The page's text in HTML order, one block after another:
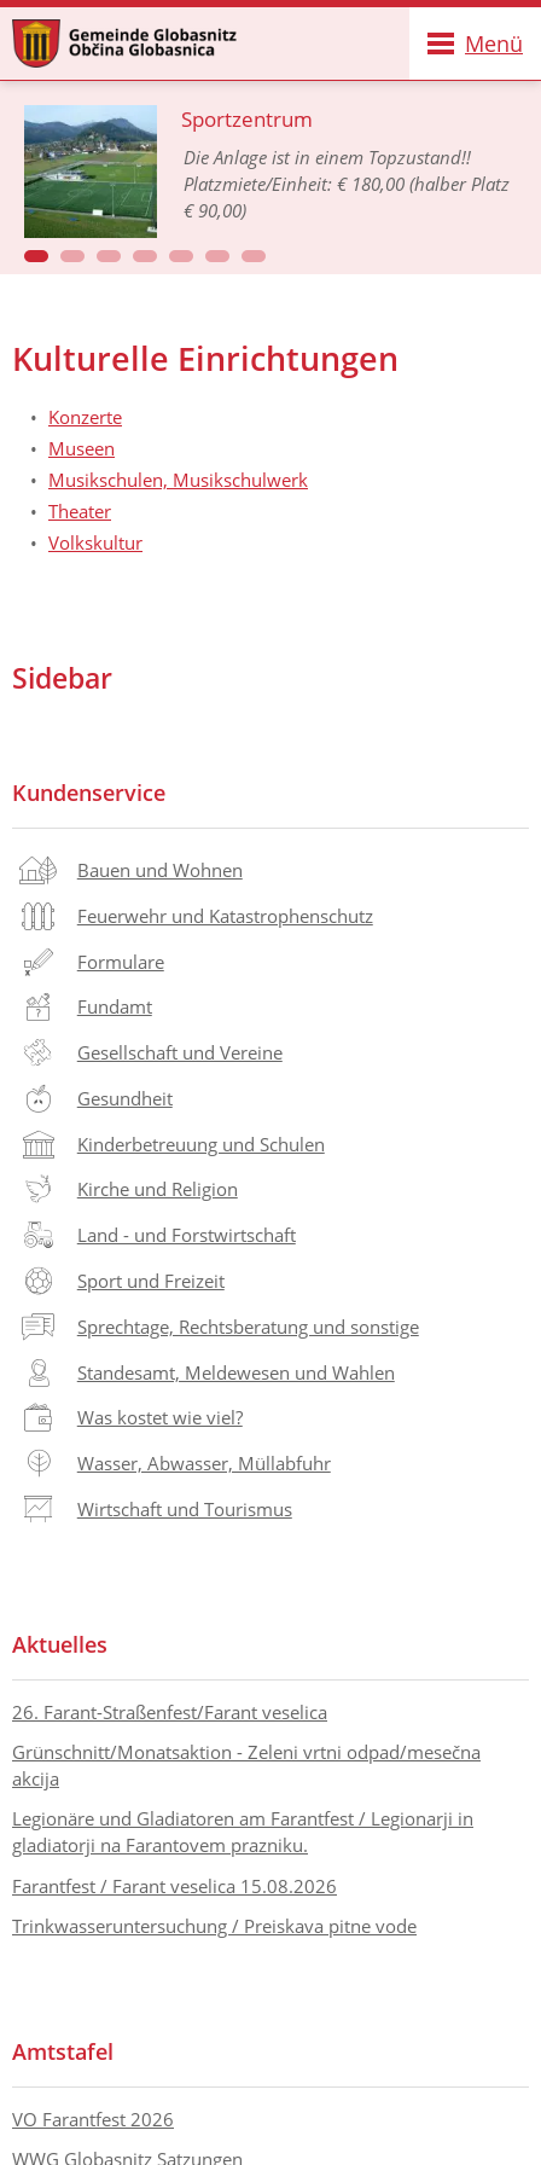
Menü
Sportzentrum
Die Anlage ist in einem Topzustand!!
Platzmiete/Einheit: € 180,00 (halber Platz
€ 90,00)
Kulturelle Einrichtungen
Konzerte
Museen
Musikschulen, Musikschulwerk
Theater
Volkskultur
Sidebar
Kundenservice
Bauen und Wohnen
Feuerwehr und Katastrophenschutz
Formulare
Fundamt
Gesellschaft und Vereine
Gesundheit
Kinderbetreuung und Schulen
Kirche und Religion
Land - und Forstwirtschaft
Sport und Freizeit
Sprechtage, Rechtsberatung und sonstige
Standesamt, Meldewesen und Wahlen
Was kostet wie viel?
Wasser, Abwasser, Müllabfuhr
Wirtschaft und Tourismus
Aktuelles
26. Farant-Straßenfest/Farant veselica
Grünschnitt/Monatsaktion - Zeleni vrtni odpad/mesečna
akcija
Legionäre und Gladiatoren am Farantfest / Legionarji in
gladiatorji na Farantovem prazniku.
Farantfest / Farant veselica 15.08.2026
Trinkwasseruntersuchung / Preiskava pitne vode
Amtstafel
VO Farantfest 2026
WWG Globasnitz Satzungen